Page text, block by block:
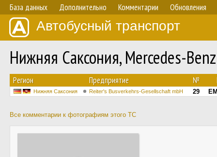
База данных Дополнительно Комментарии Обновления
Автобусный транспорт
Нижняя Саксония, Mercedes-
Регион Предприятие №
Нижняя Саксония Reiter's Busverkehrs-Gesellschaft mbH 29
Все комментарии к фотографиям этого ТС